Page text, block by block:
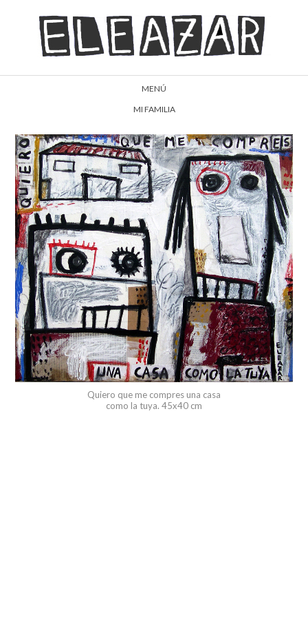
MENÚ
MI FAMILIA
Quiero que me compres una casa
como la tuya. 45x40 cm